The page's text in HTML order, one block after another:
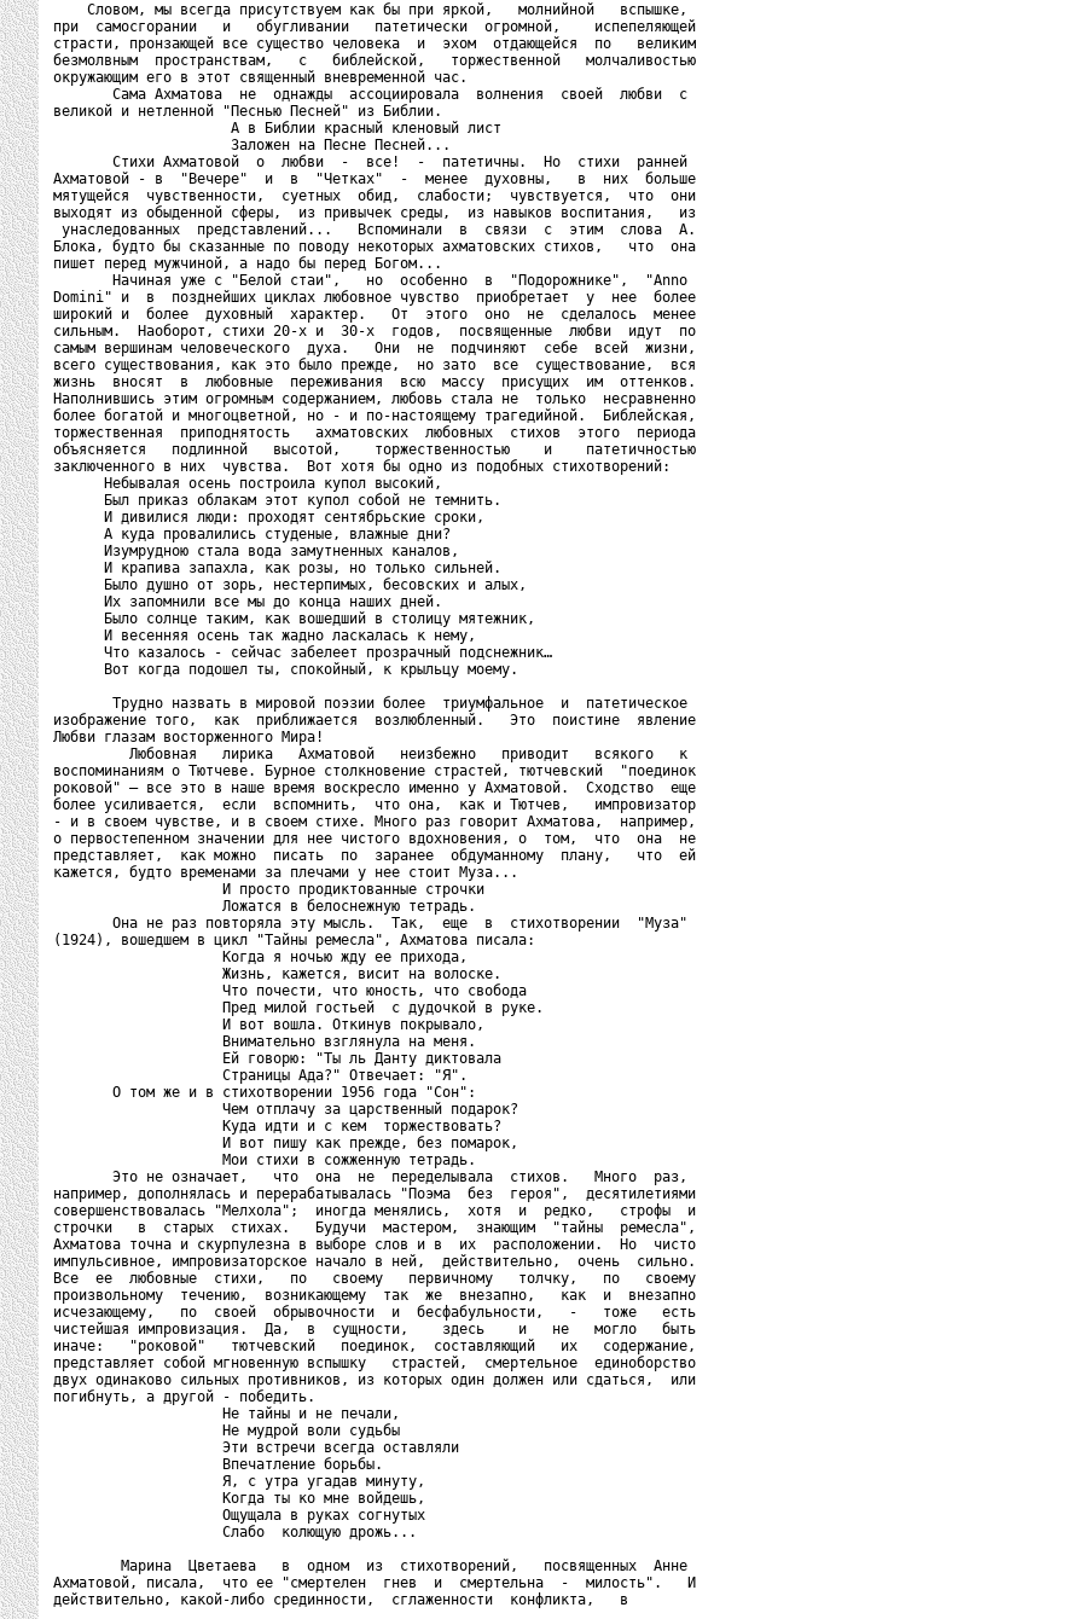
    Словом, мы всегда присутствуем как бы при яркой,   молнийной   вспышке,
при  самосгорании   и   обугливании   патетически  огромной,    испепеляющей
страсти, пронзающей все существо человека  и  эхом  отдающейся  по   великим
безмолвным  пространствам,   с   библейской,   торжественной   молчаливостью
окружающим его в этот священный вневременной час.
       Сама Ахматова  не  однажды  ассоциировала  волнения  своей  любви  с
великой и нетленной "Песнью Песней" из Библии.
                     А в Библии красный кленовый лист
                     Заложен на Песне Песней...
       Стихи Ахматовой  о  любви  -  все!  -  патетичны.  Но  стихи  ранней
Ахматовой - в  "Вечере"  и  в  "Четках"  -  менее  духовны,   в  них  больше
мятущейся  чувственности,  суетных  обид,  слабости;  чувствуется,  что  они
выходят из обыденной сферы,  из привычек среды,  из навыков воспитания,   из
унаследованных  представлений...   Вспоминали  в  связи  с  этим  слова  А.
Блока, будто бы сказанные по поводу некоторых ахматовских стихов,   что  она
пишет перед мужчиной, а надо бы перед Богом...
       Начиная уже с "Белой стаи",   но  особенно  в  "Подорожнике",  "Anno
Domini" и  в  позднейших циклах любовное чувство  приобретает  у  нее  более
широкий и  более  духовный  характер.   От  этого  оно  не  сделалось  менее
сильным.  Наоборот, стихи 20-х и  30-х  годов,  посвященные  любви  идут  по
самым вершинам человеческого  духа.   Они  не  подчиняют  себе  всей  жизни,
всего существования, как это было прежде,  но зато  все  существование,  вся
жизнь  вносят  в  любовные  переживания  всю  массу  присущих  им  оттенков.
Наполнившись этим огромным содержанием, любовь стала не  только  несравненно
более богатой и многоцветной, но - и по-настоящему трагедийной.  Библейская,
торжественная  приподнятость   ахматовских  любовных  стихов  этого  периода
объясняется   подлинной   высотой,    торжественностью    и    патетичностью
заключенного в них  чувства.  Вот хотя бы одно из подобных стихотворений:
      Небывалая осень построила купол высокий,
      Был приказ облакам этот купол собой не темнить.
      И дивилися люди: проходят сентябрьские сроки,
      А куда провалились студеные, влажные дни?
      Изумрудною стала вода замутненных каналов,
      И крапива запахла, как розы, но только сильней.
      Было душно от зорь, нестерпимых, бесовских и алых,
      Их запомнили все мы до конца наших дней.
      Было солнце таким, как вошедший в столицу мятежник,
      И весенняя осень так жадно ласкалась к нему,
      Что казалось - сейчас забелеет прозрачный подснежник…
      Вот когда подошел ты, спокойный, к крыльцу моему.
       Трудно назвать в мировой поэзии более  триумфальное  и  патетическое
изображение того,  как  приближается  возлюбленный.   Это  поистине  явление
Любви глазам восторженного Мира!
         Любовная   лирика   Ахматовой   неизбежно   приводит   всякого   к
воспоминаниям о Тютчеве. Бурное столкновение страстей, тютчевский  "поединок
роковой" – все это в наше время воскресло именно у Ахматовой.  Сходство  еще
более усиливается,  если  вспомнить,  что она,  как и Тютчев,   импровизатор
- и в своем чувстве, и в своем стихе. Много раз говорит Ахматова,  например,
о первостепенном значении для нее чистого вдохновения, о  том,  что  она  не
представляет,  как можно  писать  по  заранее  обдуманному  плану,   что  ей
кажется, будто временами за плечами у нее стоит Муза...
                    И просто продиктованные строчки
                    Ложатся в белоснежную тетрадь.
       Она не раз повторяла эту мысль.  Так,  еще  в  стихотворении  "Муза"
(1924), вошедшем в цикл "Тайны ремесла", Ахматова писала:
                    Когда я ночью жду ее прихода,
                    Жизнь, кажется, висит на волоске.
                    Что почести, что юность, что свобода
                    Пред милой гостьей  с дудочкой в руке.
                    И вот вошла. Откинув покрывало,
                    Внимательно взглянула на меня.
                    Ей говорю: "Ты ль Данту диктовала
                    Страницы Ада?" Отвечает: "Я".
       О том же и в стихотворении 1956 года "Сон":
                    Чем отплачу за царственный подарок?
                    Куда идти и с кем  торжествовать?
                    И вот пишу как прежде, без помарок,
                    Мои стихи в сожженную тетрадь.
       Это не означает,   что  она  не  переделывала  стихов.   Много  раз,
например, дополнялась и перерабатывалась "Поэма  без  героя",  десятилетиями
совершенствовалась "Мелхола";  иногда менялись,  хотя  и  редко,   строфы  и
строчки   в  старых  стихах.   Будучи  мастером,  знающим  "тайны  ремесла",
Ахматова точна и скурпулезна в выборе слов и в  их  расположении.  Но  чисто
импульсивное, импровизаторское начало в ней,  действительно,  очень  сильно.
Все  ее  любовные  стихи,   по   своему   первичному   толчку,   по   своему
произвольному  течению,  возникающему  так  же  внезапно,   как  и  внезапно
исчезающему,   по  своей  обрывочности  и  бесфабульности,   -   тоже   есть
чистейшая импровизация.  Да,  в  сущности,    здесь    и   не   могло   быть
иначе:   "роковой"   тютчевский   поединок,  составляющий   их   содержание,
представляет собой мгновенную вспышку   страстей,  смертельное  единоборство
двух одинаково сильных противников, из которых один должен или сдаться,  или
погибнуть, а другой - победить.
                    Не тайны и не печали,
                    Не мудрой воли судьбы
                    Эти встречи всегда оставляли
                    Впечатление борьбы.
                    Я, с утра угадав минуту,
                    Когда ты ко мне войдешь,
                    Ощущала в руках согнутых
                    Слабо  колющую дрожь...
        Марина  Цветаева   в  одном  из  стихотворений,   посвященных  Анне
Ахматовой, писала,  что ее "смертелен  гнев  и  смертельна  -  милость".   И
действительно, какой-либо срединности,  сглаженности  конфликта,   в